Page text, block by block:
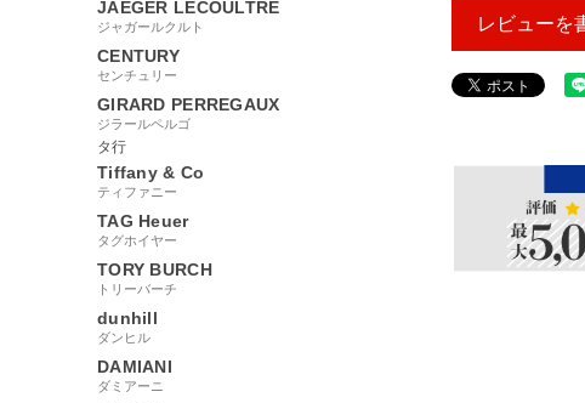
JAEGER LECOULTRE
ジャガールクルト
CENTURY
センチュリー
GIRARD PERREGAUX
ジラールペルゴ
タ行
Tiffany & Co
ティファニー
TAG Heuer
タグホイヤー
TORY BURCH
トリーバーチ
dunhill
ダンヒル
DAMIANI
ダミアーニ
レビューを